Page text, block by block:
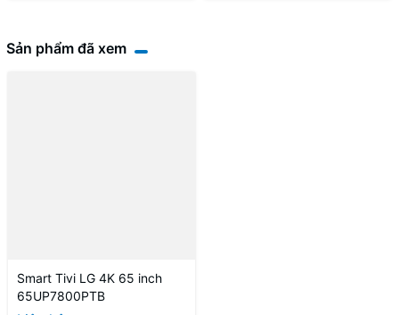
Sản phẩm đã xem
Smart Tivi LG 4K 65 inch
65UP7800PTB